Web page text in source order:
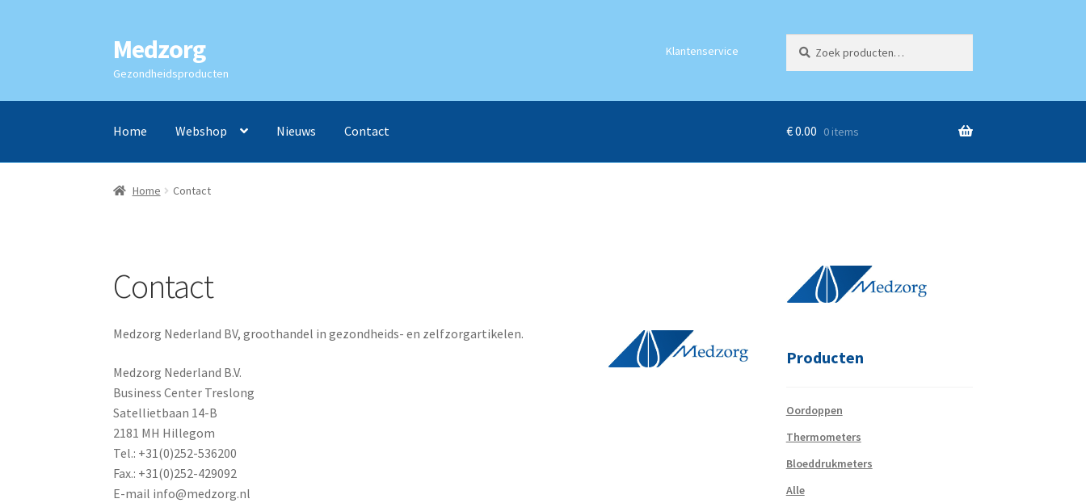
Ga
door
naar
navigatie
Ga
naar
de
inhoud
Medzorg
Gezondheidsproducten
Klantenservice
naar:
Home Webshop Nieuws Contact €0.00 0 items
Home Contact
Contact
Medzorg Nederland BV, groothandel in gezondheids- en zelfzorgartikelen.
Medzorg Nederland B.V.
Business Center Treslong
Satellietbaan 14-B
2181 MH Hillegom
Tel.: +31(0)252-536200
Fax.: +31(0)252-429092
E-mail info@medzorg.nl
Producten
Oordoppen
Thermometers
Bloeddrukmeters
Alle